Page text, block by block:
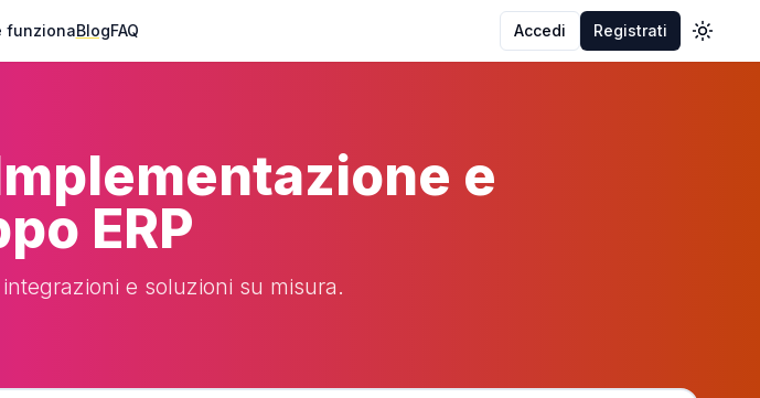
funzionaBlogFAQ Accedi Registrati Toggle
e
ERP
e soluzioni su misura.